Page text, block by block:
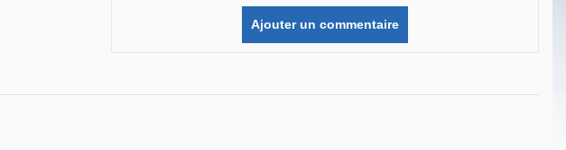
Ajouter un commentaire